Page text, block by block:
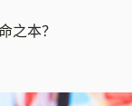
之本？